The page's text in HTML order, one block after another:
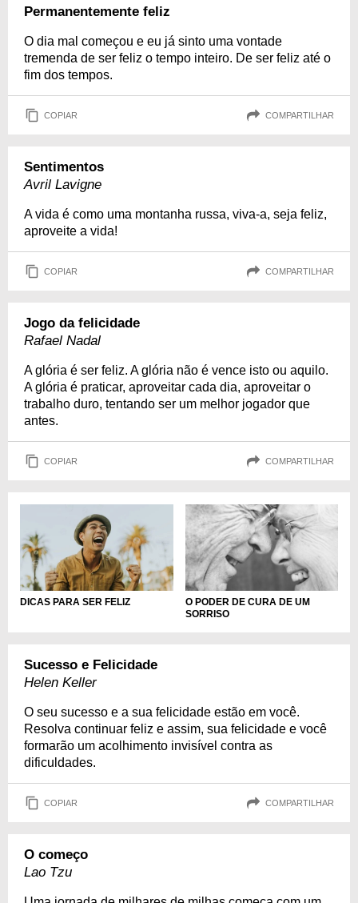
Permanentemente feliz
O dia mal começou e eu já sinto uma vontade
tremenda de ser feliz o tempo inteiro. De ser feliz até o
fim dos tempos.
COPIAR COMPARTILHAR
Sentimentos
Avril Lavigne
A vida é como uma montanha russa, viva-a, seja feliz,
aproveite a vida!
COPIAR COMPARTILHAR
Jogo da felicidade
Rafael Nadal
A glória é ser feliz. A glória não é vence isto ou aquilo.
A glória é praticar, aproveitar cada dia, aproveitar o
trabalho duro, tentando ser um melhor jogador que
antes.
COPIAR COMPARTILHAR
DICAS PARA SER FELIZ
O PODER DE CURA DE UM
SORRISO
Sucesso e Felicidade
Helen Keller
O seu sucesso e a sua felicidade estão em você.
Resolva continuar feliz e assim, sua felicidade e você
formarão um acolhimento invisível contra as
dificuldades.
COPIAR COMPARTILHAR
O começo
Lao Tzu